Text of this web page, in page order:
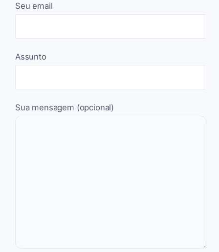
Seu email
Assunto
Sua mensagem (opcional)